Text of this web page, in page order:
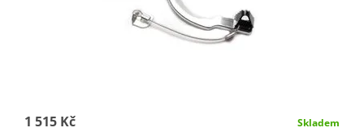
1 515 Kč Skladem